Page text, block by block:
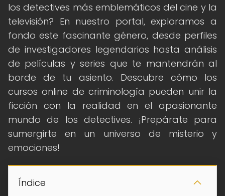
los detectives más emblemáticos del cine y la
televisión? En nuestro portal, exploramos a
fondo este fascinante género, desde perfiles
de investigadores legendarios hasta análisis
de películas y series que te mantendrán al
borde de tu asiento. Descubre cómo los
cursos online de criminología pueden unir la
ficción con la realidad en el apasionante
mundo de los detectives. ¡Prepárate para
sumergirte en un universo de misterio y
emociones!
Índice